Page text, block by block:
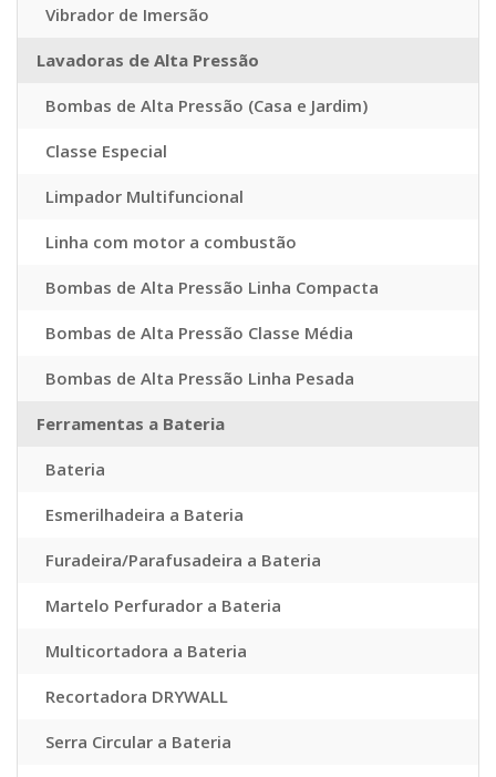
Vibrador de Imersão
Lavadoras de Alta Pressão
Bombas de Alta Pressão (Casa e Jardim)
Classe Especial
Limpador Multifuncional
Linha com motor a combustão
Bombas de Alta Pressão Linha Compacta
Bombas de Alta Pressão Classe Média
Bombas de Alta Pressão Linha Pesada
Ferramentas a Bateria
Bateria
Esmerilhadeira a Bateria
Furadeira/Parafusadeira a Bateria
Martelo Perfurador a Bateria
Multicortadora a Bateria
Recortadora DRYWALL
Serra Circular a Bateria